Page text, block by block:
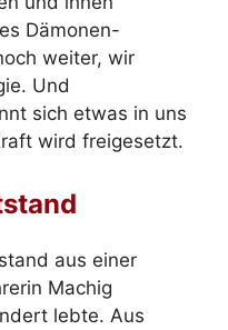
Dämonen-
weiter, wir
Und
sich etwas in uns
wird freigesetzt.
aus einer
Machig
lebte. Aus